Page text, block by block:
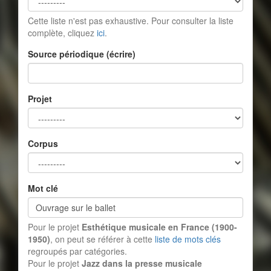
Cette liste n'est pas exhaustive. Pour consulter la liste
complète, cliquez ici.
Source périodique (écrire)
Projet
Corpus
Mot clé
Pour le projet Esthétique musicale en France (1900-
1950), on peut se référer à cette liste de mots clés
regroupés par catégories.
Pour le projet Jazz dans la presse musicale